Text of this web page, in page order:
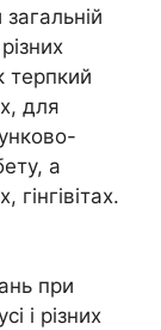
терпкий
для
а
при
і різних